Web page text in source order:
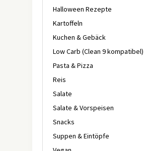
Halloween Rezepte
Kartoffeln
Kuchen & Gebäck
Low Carb (Clean 9 kompatibel)
Pasta & Pizza
Reis
Salate
Salate & Vorspeisen
Snacks
Suppen & Eintöpfe